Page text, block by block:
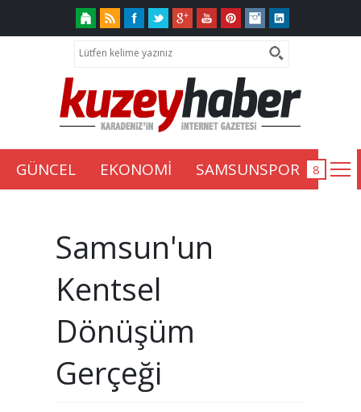
GÜNCEL EKONOMİ SAMSUNSPOR
Samsun'un
Kentsel
Dönüşüm
Gerçeği